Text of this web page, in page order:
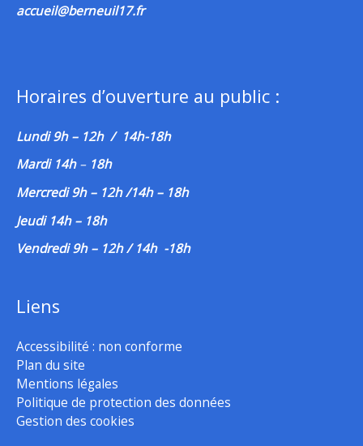
accueil@berneuil17.fr
Horaires d’ouverture au public :
Lundi 9h – 12h / 14h-18h
Mardi 14h– 18h
Mercredi 9h – 12h /14h – 18h
Jeudi 14h – 18h
Vendredi 9h – 12h / 14h -18h
Liens
Accessibilité : non conforme
Plan du site
Mentions légales
Politique de protection des données
Gestion des cookies